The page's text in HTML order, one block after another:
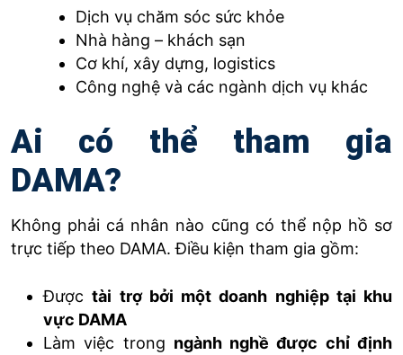
Dịch vụ chăm sóc sức khỏe
Nhà hàng – khách sạn
Cơ khí, xây dựng, logistics
Công nghệ và các ngành dịch vụ khác
Ai có thể tham gia
DAMA?
Không phải cá nhân nào cũng có thể nộp hồ sơ
trực tiếp theo DAMA. Điều kiện tham gia gồm:
Đượctài trợ bởi một doanh nghiệp tại khu
vực DAMA
Làm việc trong ngành nghề được chỉ định